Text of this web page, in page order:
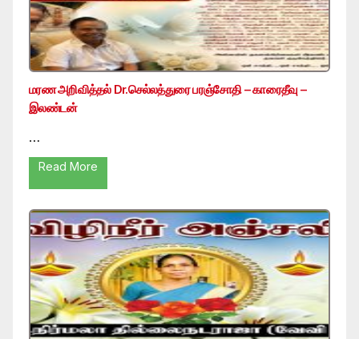
மரண அறிவித்தல் Dr.செல்லத்துரை பரஞ்சோதி – காரைதீவு –
இலண்டன்
…
Read More